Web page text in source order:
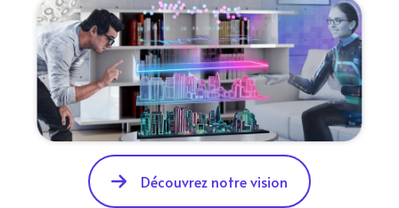
Découvrez notre vision